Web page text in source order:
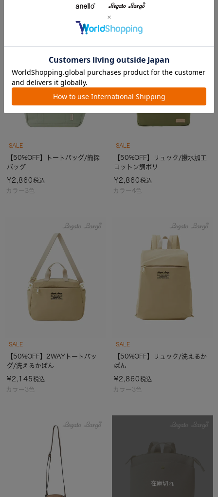
SALE
カラー3色
【50%OFF】トートバッグ/簡探
バッグ
¥2,860税込
SALE
カラー4色
【50%OFF】リュック/撥水加工
コットン調ポリ
¥2,860税込
SALE
カラー3色
【50%OFF】2WAYトートバッ
グ/洗えるかばん
¥2,145税込
SALE
カラー3色
【50%OFF】リュック/洗えるか
ばん
¥2,860税込
在庫切れ